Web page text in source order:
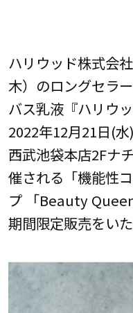
ハリウッド株式会
木）のロングセラ
バス乳液『ハリウ
2022年12月21日(
西武池袋本店2Fナ
催される「機能性
プ 「Beauty
期間限定販売をいた